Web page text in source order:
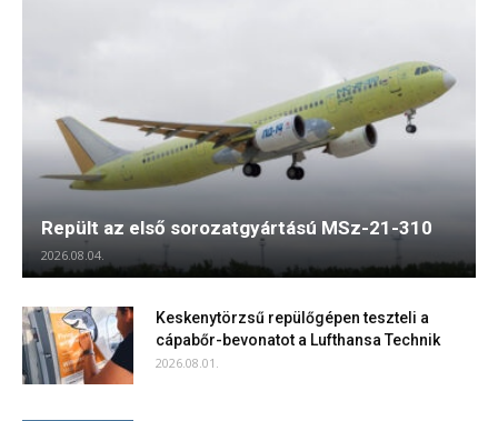
Repült az első sorozatgyártású MSz-21-310
2026.08.04.
Keskenytörzsű repülőgépen teszteli a
cápabőr-bevonatot a Lufthansa Technik
2026.08.01.